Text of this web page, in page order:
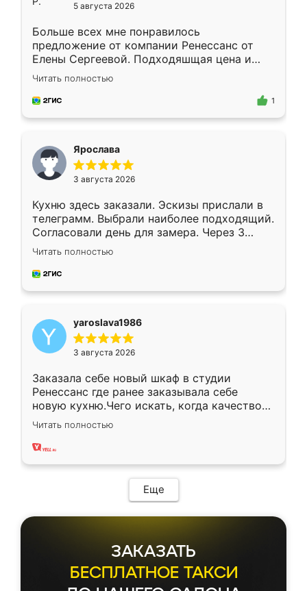
5 августа 2026
Больше всех мне понравилось
предложение от компании Ренессанс от
Елены Сергеевой. Подходяшщая цена и
короткие сроки изготовления. Приехавший
для замера сотрудник Владислав
предложил по моему эскизу самый
Читать полностью
1
Ярослава
3 августа 2026
Кухню здесь заказали. Эскизы прислали в
телеграмм. Выбрали наиболее подходящий.
Согласовали день для замера. Через 3
недели кухня была уже готова. Остались
довольны работой. Спасибо Ренессанс
мебель за качественную работу!
Читать полностью
yaroslava1986
3 августа 2026
Заказала себе новый шкаф в студии
Ренессанс где ранее заказывала себе
новую кухню.Чего искать, когда качеством
вполне довольна. Служит кухня уже почти
два года, нареканий нет.
Читать полностью
Еще
ЗАКАЗАТЬ
БЕСПЛАТНОЕ ТАКСИ